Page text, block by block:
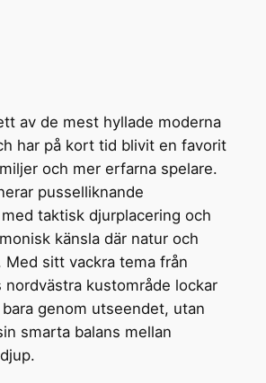
av de mest hyllade moderna
har på kort tid blivit en favorit
och mer erfarna spelare.
pusselliknande
taktisk djurplacering och
känsla där natur och
Med sitt vackra tema från
nordvästra kustområde lockar
genom utseendet, utan
smarta balans mellan